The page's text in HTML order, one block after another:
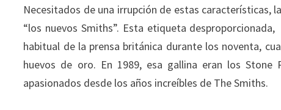
Necesitados de una irrupción de estas características,
“los nuevos Smiths”. Esta etiqueta
habitual de la prensa británica durante los noventa,
huevos de oro. En 1989, esa gallina eran los
apasionados desde los años increíbles de The Smiths.